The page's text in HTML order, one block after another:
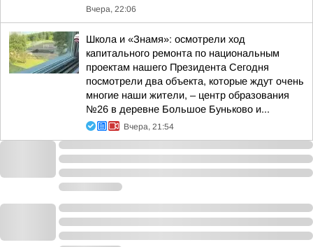
Вчера, 22:06
Школа и «Знамя»: осмотрели ход
капитального ремонта по национальным
проектам нашего Президента Сегодня
посмотрели два объекта, которые ждут очень
многие наши жители, – центр образования
№26 в деревне Большое Буньково и...
Вчера, 21:54